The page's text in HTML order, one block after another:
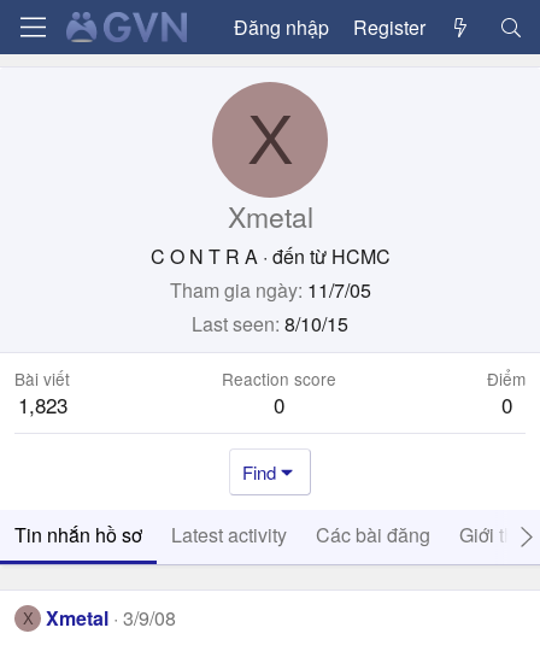
Đăng nhập Register
X
Xmetal
C O N T R A · đến từ HCMC
Tham gia ngày 11/7/05
Last seen 8/10/15
Bài viết
1,823
Reaction score
0
Điểm
0
Find
Tin nhắn hồ sơ Latest activity Các bài đăng Giới thiệu
X Xmetal 3/9/08